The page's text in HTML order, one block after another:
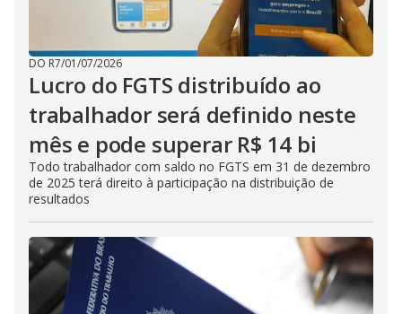
DO R7/01/07/2026
Lucro do FGTS distribuído ao
trabalhador será definido neste
mês e pode superar R$ 14 bi
Todo trabalhador com saldo no FGTS em 31 de dezembro
de 2025 terá direito à participação na distribuição de
resultados